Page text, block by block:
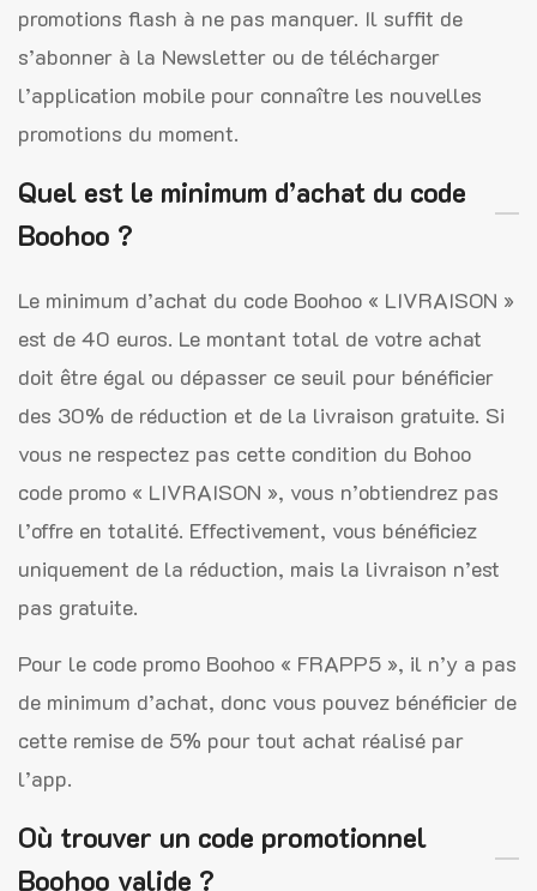
promotions flash à ne pas manquer. Il suffit de
s’abonner à la Newsletter ou de télécharger
l’application mobile pour connaître les nouvelles
promotions du moment.
Quel est le minimum d’achat du code
Boohoo ?
Le minimum d’achat du code Boohoo « LIVRAISON »
est de 40 euros. Le montant total de votre achat
doit être égal ou dépasser ce seuil pour bénéficier
des 30% de réduction et de la livraison gratuite. Si
vous ne respectez pas cette condition du Bohoo
code promo « LIVRAISON », vous n’obtiendrez pas
l’offre en totalité. Effectivement, vous bénéficiez
uniquement de la réduction, mais la livraison n’est
pas gratuite.
Pour le code promo Boohoo « FRAPP5 », il n’y a pas
de minimum d’achat, donc vous pouvez bénéficier de
cette remise de 5% pour tout achat réalisé par
l’app.
Où trouver un code promotionnel
Boohoo valide ?